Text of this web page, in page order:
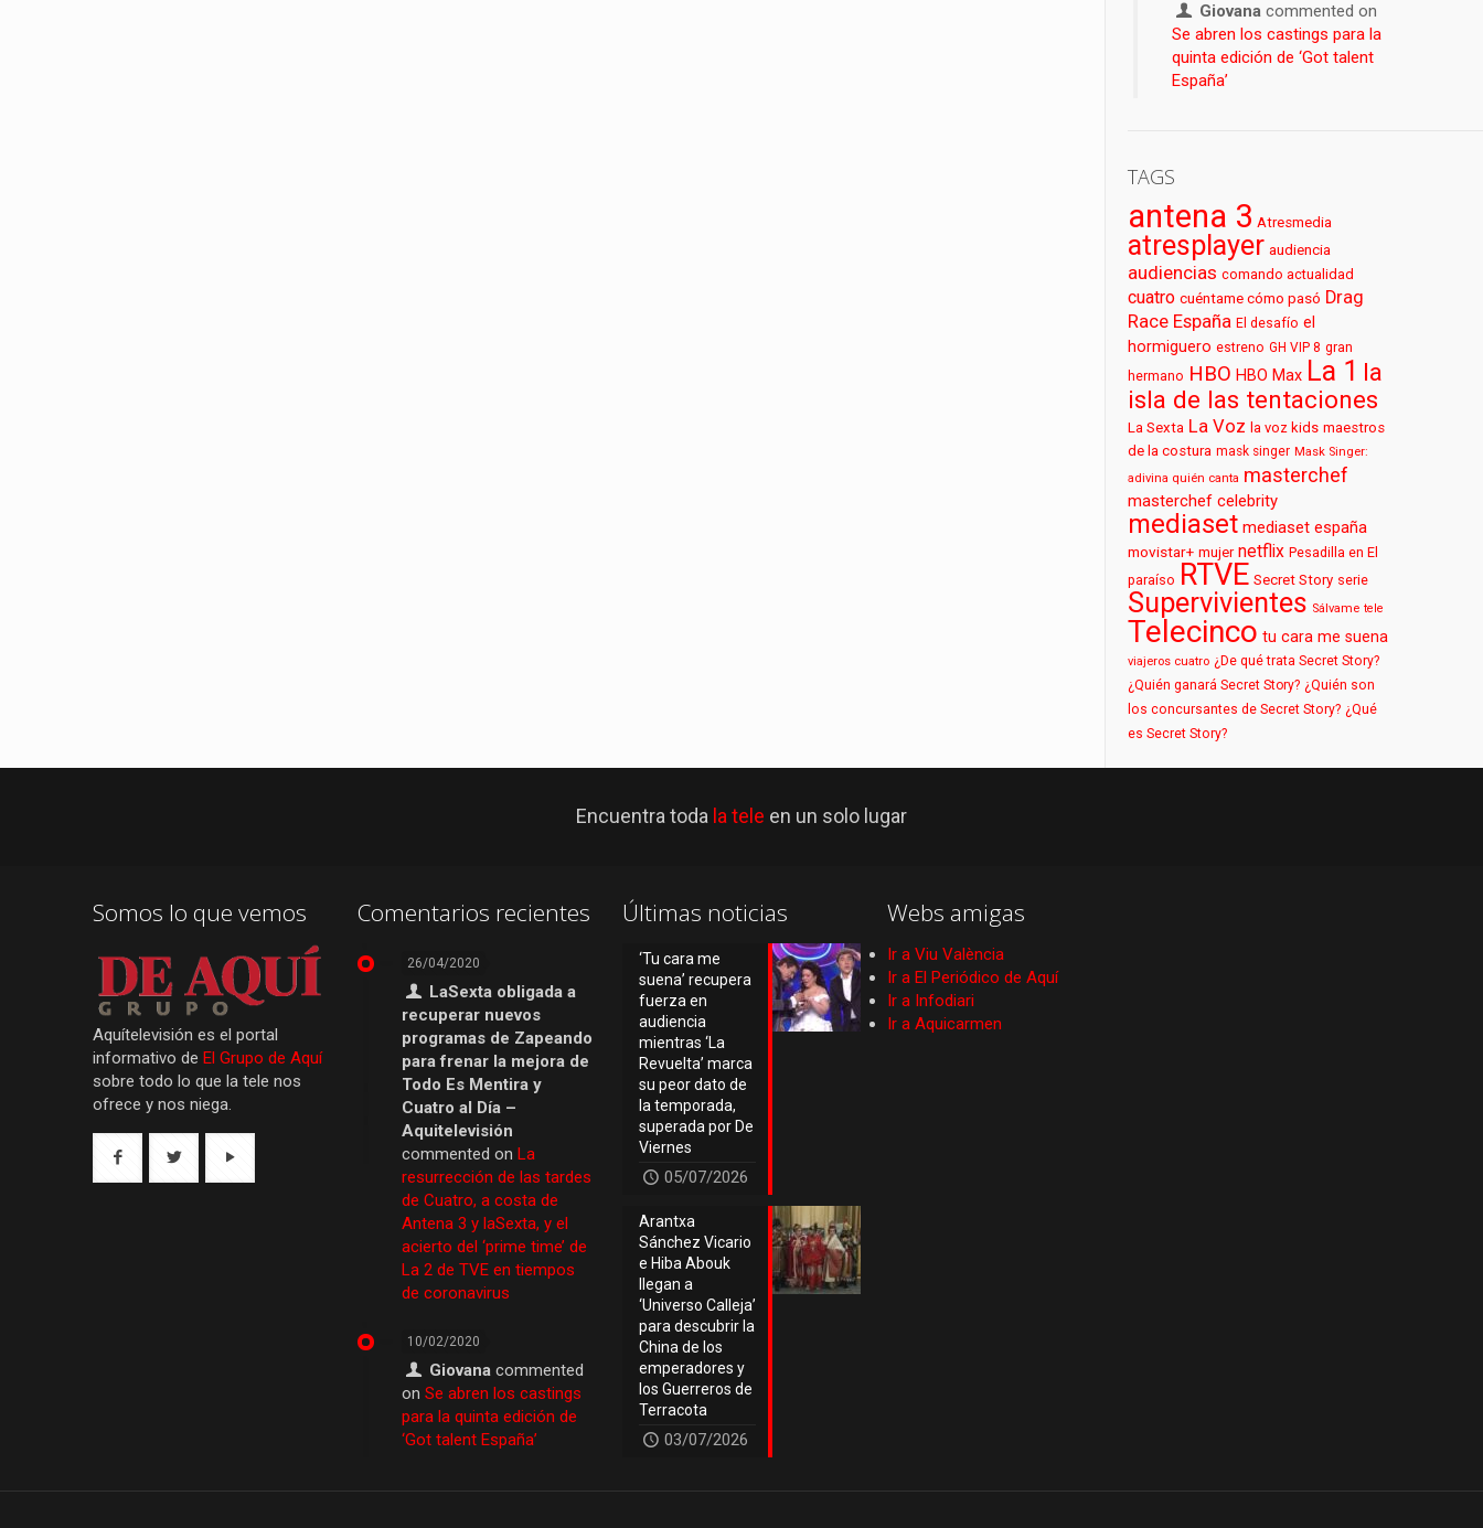
Giovana commented on
Se abren los castings para la
quinta edición de ‘Got talent
España’
TAGS
antena 3 Atresmedia
atresplayer audiencia
audiencias comando actualidad
cuatro cuéntame cómo pasó Drag
Race España El desafío el
hormiguero estreno GH VIP 8 gran
hermano HBO HBO Max La 1 la
isla de las tentaciones
La Sexta La Voz la voz kids maestros
de la costura mask singer Mask Singer:
adivina quién canta masterchef
masterchef celebrity
mediaset mediaset españa
movistar+ mujer netflix Pesadilla en El
paraíso RTVE Secret Story serie
Supervivientes Sálvame tele
Telecinco tu cara me suena
viajeros cuatro ¿De qué trata Secret Story?
¿Quién ganará Secret Story? ¿Quién son
los concursantes de Secret Story? ¿Qué
es Secret Story?
Encuentra toda la tele en un solo lugar
Somos lo que vemos
Aquítelevisión es el portal
informativo de El Grupo de Aquí
sobre todo lo que la tele nos
ofrece y nos niega.
Comentarios recientes
26/04/2020
LaSexta obligada a
recuperar nuevos
programas de Zapeando
para frenar la mejora de
Todo Es Mentira y
Cuatro al Día –
Aquitelevisión
commented on La
resurrección de las tardes
de Cuatro, a costa de
Antena 3 y laSexta, y el
acierto del ‘prime time’ de
La 2 de TVE en tiempos
de coronavirus
10/02/2020
Giovana commented
on Se abren los castings
para la quinta edición de
‘Got talent España’
Últimas noticias
‘Tu cara me
suena’ recupera
fuerza en
audiencia
mientras ‘La
Revuelta’ marca
su peor dato de
la temporada,
superada por De
Viernes
05/07/2026
Arantxa
Sánchez Vicario
e Hiba Abouk
llegan a
‘Universo Calleja’
para descubrir la
China de los
emperadores y
los Guerreros de
Terracota
03/07/2026
Webs amigas
Ir a Viu València
Ir a El Periódico de Aquí
Ir a Infodiari
Ir a Aquicarmen